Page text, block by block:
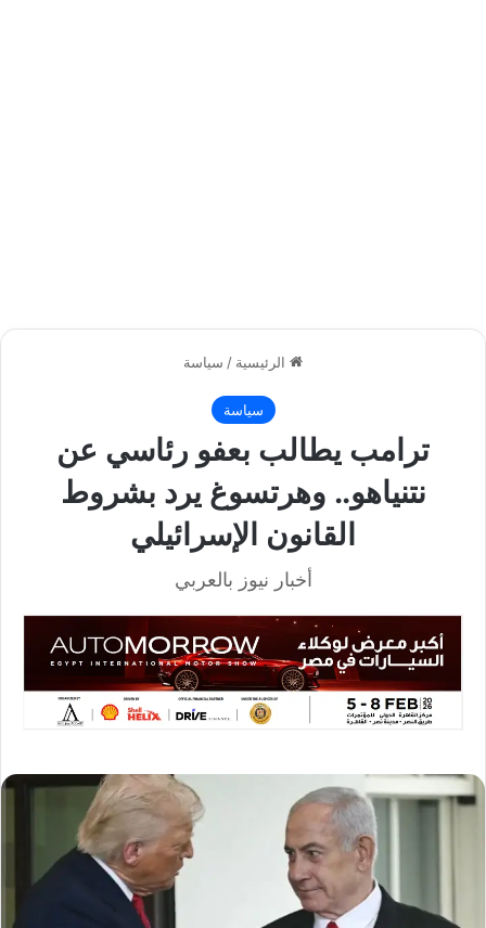
الرئيسية / سياسة
سياسة
ترامب يطالب بعفو رئاسي عن
نتنياهو.. وهرتسوغ يرد بشروط
القانون الإسرائيلي
أخبار نيوز بالعربي